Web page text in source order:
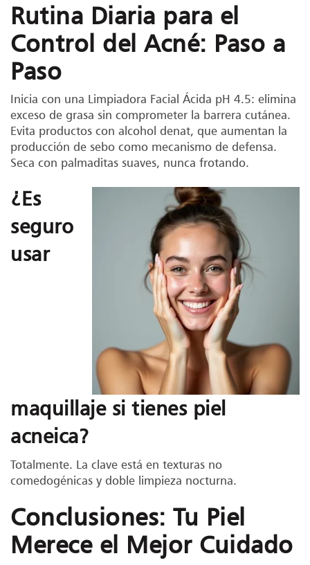
Rutina Diaria para el
Control del Acné: Paso a
Paso
Inicia con una Limpiadora Facial Ácida pH 4.5: elimina
exceso de grasa sin comprometer la barrera cutánea.
Evita productos con alcohol denat, que aumentan la
producción de sebo como mecanismo de defensa.
Seca con palmaditas suaves, nunca frotando.
¿Es
seguro
usar
maquillaje si tienes piel
acneica?
Totalmente. La clave está en texturas no
comedogénicas y doble limpieza nocturna.
Conclusiones: Tu Piel
Merece el Mejor Cuidado